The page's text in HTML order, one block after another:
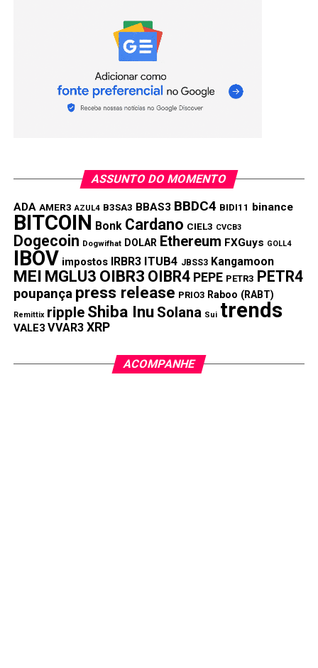
Ibovespa avança com endosso do exterior e
Copom no radar
Compartilhar:
Rendimento da poupança hoje: 05/08/2021
NÃO PERCA:
Fluxo cambial fica positivo em julho, mas conta
financeira pressiona
ASSUNTO DO MOMENTO
ADA AMER3 AZUL4 B3SA3 BBAS3 BBDC4 BIDI11 binance
BITCOIN Bonk Cardano CIEL3 CVCB3
Dogecoin Dogwifhat DOLAR Ethereum FXGuys GOLL4
IBOV impostos IRBR3 ITUB4 JBSS3 Kangamoon
MEI MGLU3 OIBR3 OIBR4 PEPE PETR3 PETR4
poupança press release PRIO3 Raboo (RABT)
Remittix ripple Shiba Inu Solana Sui trends
VALE3 VVAR3 XRP
ACOMPANHE